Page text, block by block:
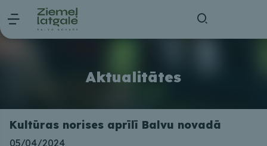
Aktualitātes
Kultūras norises aprīlī Balvu novadā
05/04/2024